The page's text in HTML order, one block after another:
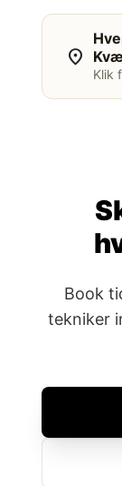
location_on
Klik
Book
tekniker